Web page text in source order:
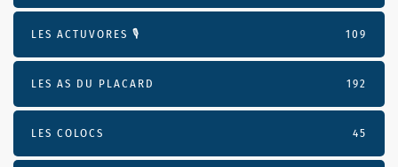
LES ACTUVORES 🎙 109
LES AS DU PLACARD 192
LES COLOCS 45